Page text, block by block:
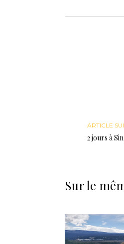
ARTICLE
2 jours à
Sur le